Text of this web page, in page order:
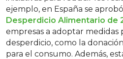
ejemplo, en España se
Desperdicio Alimentario de
empresas a adoptar medidas
desperdicio, como la
para el consumo. Además,